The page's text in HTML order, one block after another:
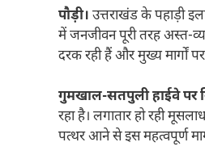
पौड़ी। उत्तराखंड के पहाड़ी
में जनजीवन पूरी तरह अस्त-
दरक रही हैं और मुख्य मार्गों पर
गुमखाल-सतपुली हाईवे पर
रहा है। लगातार हो रही
पत्थर आने से इस महत्वपूर्ण